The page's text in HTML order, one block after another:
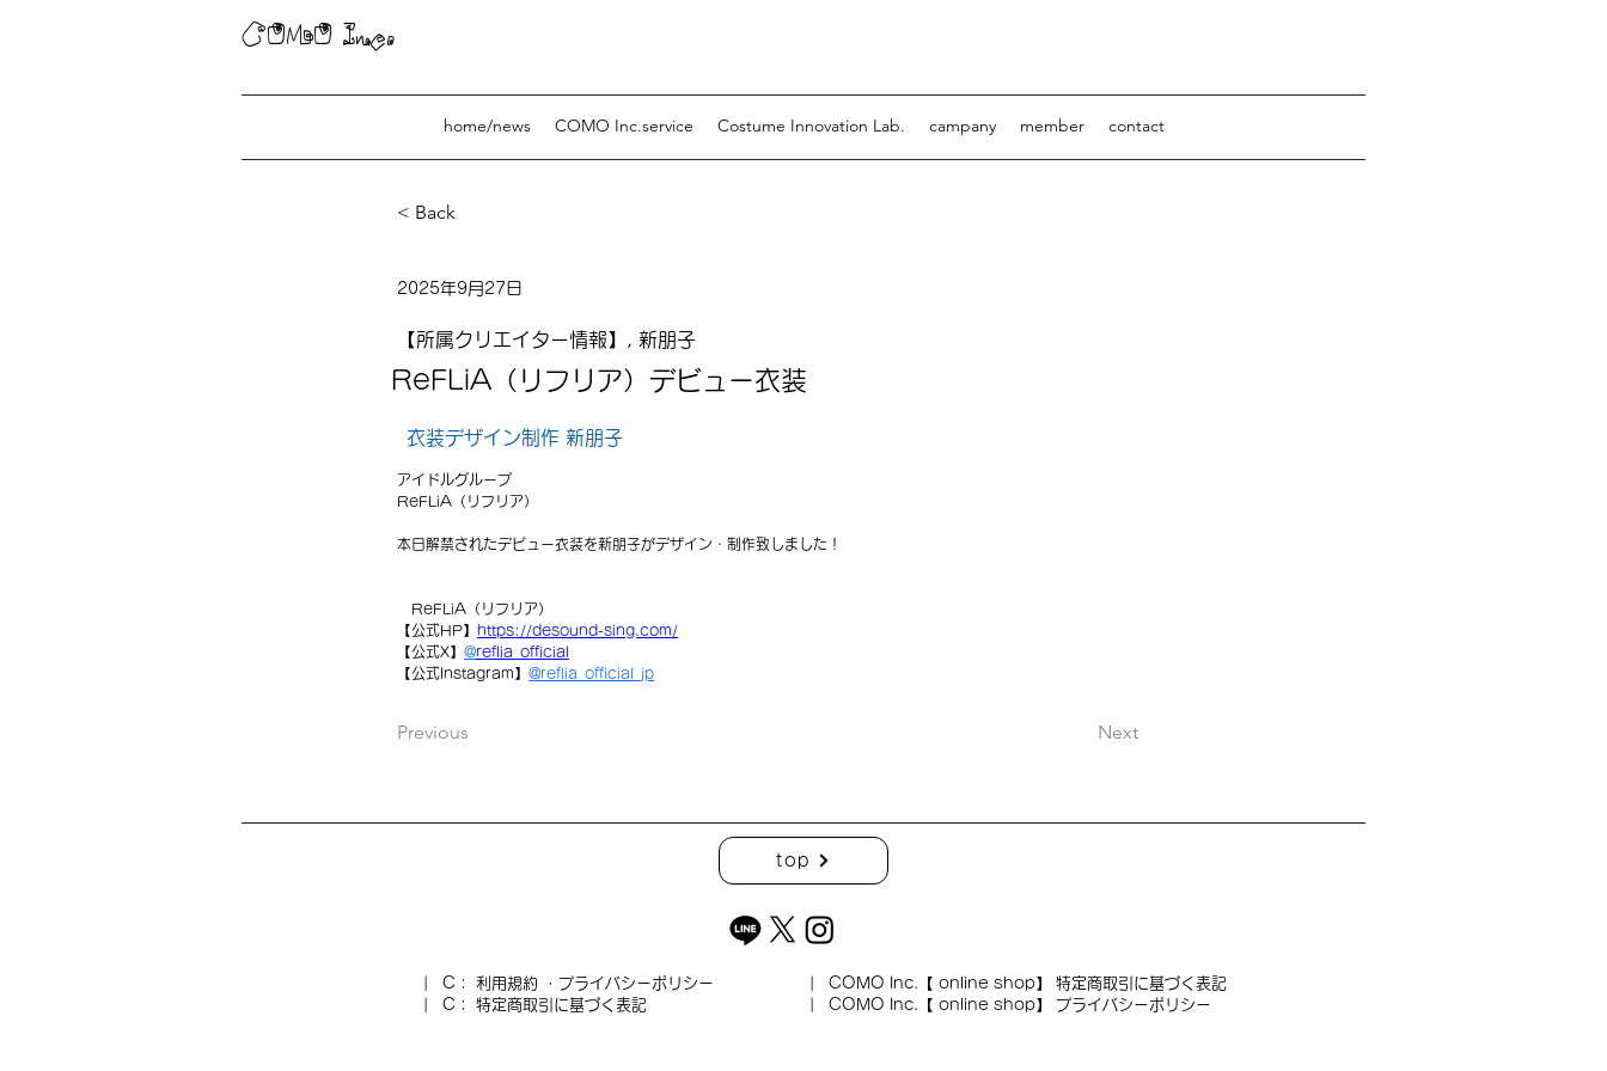
COMO Inc.
home/news COMO Inc.service Costume Innovation Lab. campany member contact
< Back
2025年9月27日
【所属クリエイター情報】, 新朋子
ReFLiA（リフリア）デビュー衣装
衣装デザイン制作 新朋子
アイドルグループ
ReFLiA（リフリア）
本日解禁されたデビュー衣装を新朋子がデザイン・制作致しました！
ReFLiA（リフリア）
【公式HP】 https://desound-sing.com/
【公式X】 @reflia_official
【公式Instagram】 @reflia_official_jp
Previous Next
top
| C： 利用規約 ・プライバシーポリシー
C： 特定商取引に基づく表記
| COMO Inc.【 online shop】 特定商取引に基づく表記
| COMO Inc.【 online shop】 衣装貸出につ
| COMO Inc.【 online shop】 プライバシーポリシー